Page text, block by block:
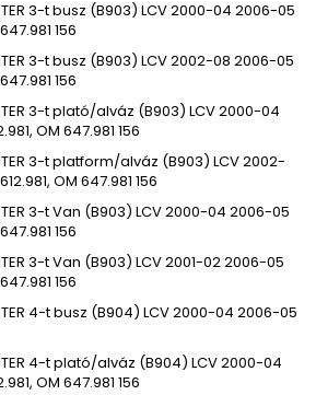
3-t busz (B903) LCV2000-04 2006-05
156
3-t busz (B903) LCV2002-08 2006-05
156
3-t plató/alváz (B903) LCV2000-04
OM 647.981 156
3-t platform/alváz (B903) LCV2002-
OM 647.981 156
3-t Van (B903) LCV2000-04 2006-05
156
3-t Van (B903) LCV2001-022006-05
156
4-t busz (B904) LCV2000-04 2006-05
4-t plató/alváz (B904) LCV2000-04
OM 647.981 156